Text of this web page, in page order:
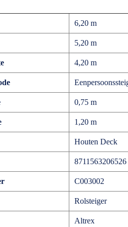
6,20 m
5,20 m
4,20 m
0,75 m
1,20 m
Houten Deck
8711563206526
C003002
Rolsteiger
Altrex